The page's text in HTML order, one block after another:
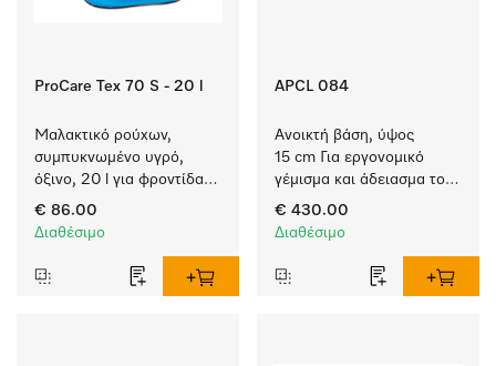
ProCare Tex 70 S - 20 l
Μαλακτικό ρούχων,
συμπυκνωμένο υγρό,
όξινο, 20 l για φροντίδα
υφασμάτων, για
εξαιρετική υφή και
€ 86.00
Διαθέσιμο
APCL 084
Ανοικτή βάση, ύψος
15 cm Για εργονομικό
γέμισμα και άδειασμα του
πλυντηρίου ρούχων και
του στεγνωτηρίου.
€ 430.00
Διαθέσιμο